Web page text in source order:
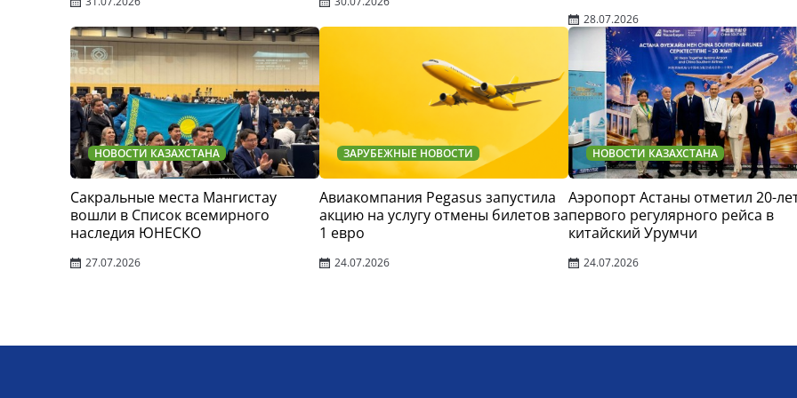
28.07.2026
НОВОСТИ КАЗАХСТАНА
Сакральные места Мангистау
вошли в Список всемирного
наследия ЮНЕСКО
27.07.2026
ЗАРУБЕЖНЫЕ НОВОСТИ
Авиакомпания Pegasus запустила
акцию на услугу отмены билетов за
1 евро
24.07.2026
НОВОСТИ КАЗАХСТАНА
Аэропорт Астаны отметил 20-
первого регулярного рейса в
китайский Урумчи
24.07.2026